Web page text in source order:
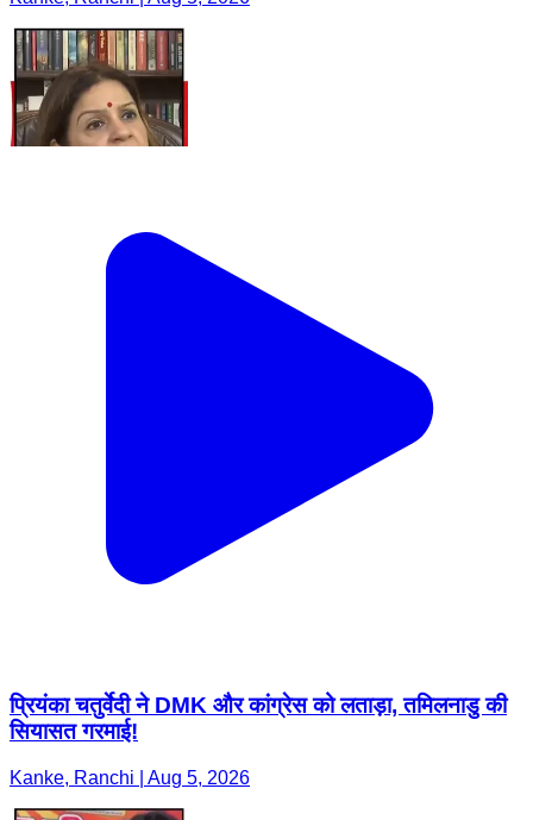
प्रियंका चतुर्वेदी ने DMK और कांग्रेस को लताड़ा, तमिलनाडु की
सियासत गरमाई!
Kanke, Ranchi | Aug 5, 2026